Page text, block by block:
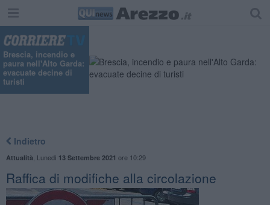
Brescia, incendio e
paura nell'Alto Garda:
evacuate decine di
turisti
Indietro
Attualità Lunedì 13 Settembre 2021 ore 10:29
Raffica di modifiche alla circolazione